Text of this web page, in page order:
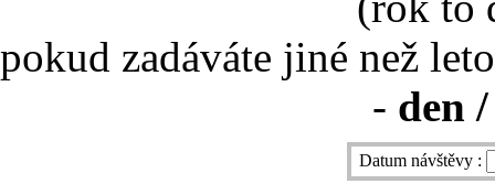
pokud zadáváte jiné než
- den
Datum návštěvy :